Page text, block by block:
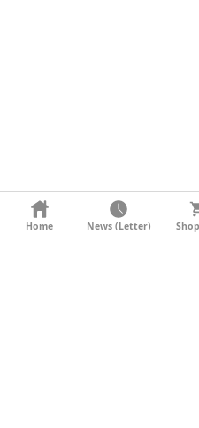
KONTAKT
Home News (Letter)